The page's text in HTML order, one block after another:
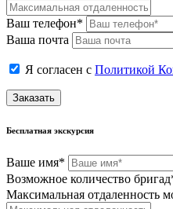
Ваш телефон*
Ваша почта
Я согласен с Политикой
Заказать
Бесплатная экскурсия
Ваше имя*
Возможное количество
Максимальная